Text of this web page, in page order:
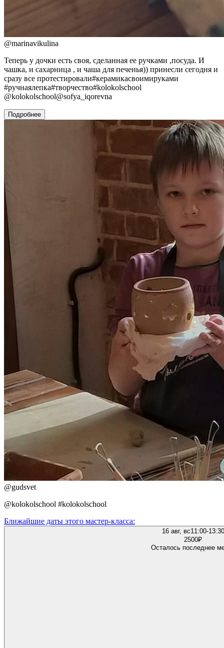
@marinavikulina
Теперь у дочки есть своя, сделанная ее ручками ,посуда. И
чашка, и сахарница , и чаша для печенья)) принесли сегодня и
сразу все протестировали#керамикасвоимируками
#ручнаялепка#творчество#kolokolschool
@kolokolschool@sofya_iqorevna
Подробнее
@gudsvet
@kolokolschool #kolokolschool
Ближайшие даты этого мастер‑класса:
16 авг, вс11:00-13:30
2500₽
Осталось последнее